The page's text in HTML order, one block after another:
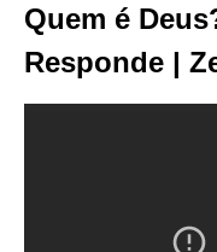
Quem é
Responde |